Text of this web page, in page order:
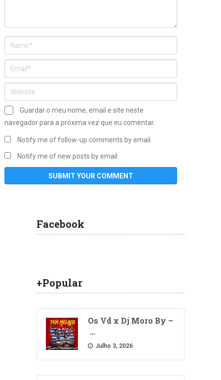
Guardar o meu nome, email e site neste
navegador para a próxima vez que eu comentar.
Notify me of follow-up comments by email.
Notify me of new posts by email.
Facebook
+Popular
Os Vd x Dj Moro By –
…
Julho 3, 2026